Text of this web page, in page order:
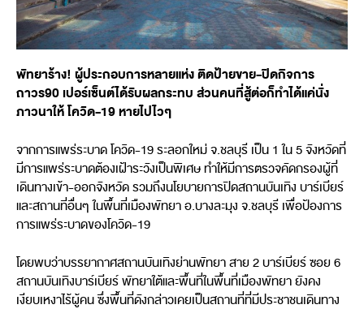
พัทยาร้าง! ผู้ประกอบการหลายแห่ง ติดป้ายขาย-ปิดกิจการ
ถาวร90 เปอร์เซ็นต์ได้รับผลกระทบ ส่วนคนที่สู้ต่อก็ทำได้แค่นั่ง
ภาวนาให้ โควิด-19 หายไปไวๆ
จากการแพร่ระบาด โควิด-19 ระลอกใหม่ จ.ชลบุรี เป็น 1 ใน 5 จังหวัดที่
มีการแพร่ระบาดต้องเฝ้าระวังเป็นพิเศษ ทำให้มีการตรวจคัดกรองผู้ที่
เดินทางเข้า-ออกจังหวัด รวมถึงนโยบายการปิดสถานบันเทิง บาร์เบียร์
และสถานที่อื่นๆ ในพื้นที่เมืองพัทยา อ.บางละมุง จ.ชลบุรี เพื่อป้องการ
การแพร่ระบาดของโควิด-19
โดยพบว่าบรรยากาศสถานบันเทิงย่านพัทยา สาย 2 บาร์เบียร์ ซอย 6
สถานบันเทิงบาร์เบียร์ พัทยาใต้และพื้นที่ในพื้นที่เมืองพัทยา ยังคง
เงียบเหงาไร้ผู้คน ซึ่งพื้นที่ดังกล่าวเคยเป็นสถานที่ที่มีประชาชนเดินทาง